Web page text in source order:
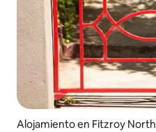
Alojamiento en Fitzroy North